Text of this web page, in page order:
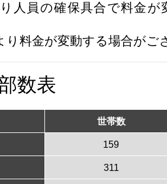
人員の確保具合で料金が
り料金が変動する場合がご
数表
世帯数
159
311